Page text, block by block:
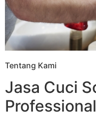
Tentang Kami
Jasa Cuci
Professional